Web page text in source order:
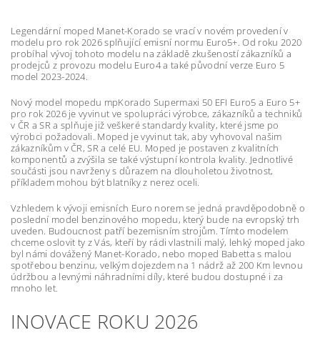
Legendární moped Manet-Korado se vrací v novém provedení v
modelu pro rok 2026 splňující emisní normu Euro5+. Od roku 2020
probíhal vývoj tohoto modelu na základě zkušeností zákazníků a
prodejců z provozu modelu Euro4 a také původní verze Euro 5
model 2023-2024.
Nový model mopedu mpKorado Supermaxi 50 EFI Euro5 a Euro 5+
pro rok 2026 je vyvinut ve spolupráci výrobce, zákazníků a techniků
v ČR a SR a splňuje již veškeré standardy kvality, které jsme po
výrobci požadovali. Moped je vyvinut tak, aby vyhovoval našim
zákazníkům v ČR, SR a celé EU. Moped je postaven z kvalitních
komponentů a zvýšila se také výstupní kontrola kvality. Jednotlivé
součásti jsou navrženy s důrazem na dlouholetou životnost,
příkladem mohou být blatníky z nerez oceli.
Vzhledem k vývoji emisních Euro norem se jedná pravděpodobně o
poslední model benzinového mopedu, který bude na evropský trh
uveden. Budoucnost patří bezemisním strojům. Tímto modelem
chceme oslovit ty z Vás, kteří by rádi vlastnili malý, lehký moped jako
byl námi dovážený Manet-Korado, nebo moped Babetta s malou
spotřebou benzinu, velkým dojezdem na 1 nádrž až 200 Km levnou
údržbou a levnými náhradními díly, které budou dostupné i za
mnoho let.
INOVACE ROKU 2026